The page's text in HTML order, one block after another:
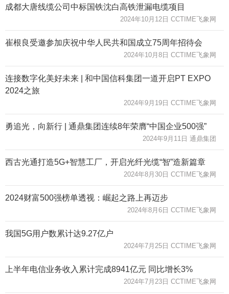
成都大唐线缆公司中标国铁沈白高铁泄漏电缆项目
2024年10月12日 CCTIME飞象网
崔根良受邀参加庆祝中华人民共和国成立75周年招待会
2024年10月8日 CCTIME飞象网
连接数字化美好未来 | 和中国信科集团一道开启PT EXPO
2024之旅
2024年9月19日 CCTIME飞象网
勇追光，向新行 | 通鼎集团连续8年荣膺“中国企业500强”
2024年9月11日 通鼎集团
西古光通打造5G+智慧工厂，开启光纤光缆“智”造新篇章
2024年8月30日 CCTIME飞象网
2024财富500强榜单透视：崛起之路上再迈步
2024年8月6日 CCTIME飞象网
我国5G用户数累计达9.27亿户
2024年7月25日 CCTIME飞象网
上半年电信业务收入累计完成8941亿元 同比增长3%
2024年7月23日 CCTIME飞象网